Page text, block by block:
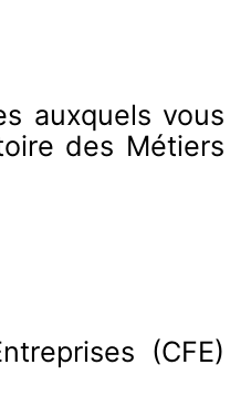
auxquels vous
des Métiers
(CFE)